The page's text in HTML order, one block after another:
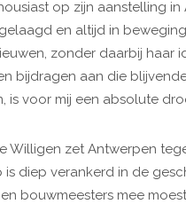
op zijn aanstelling in
en altijd in
zonder daarbij haar
bijdragen aan die
is voor mij een absolute
Willigen zet Antwerpen
diep verankerd in de
bouwmeesters mee